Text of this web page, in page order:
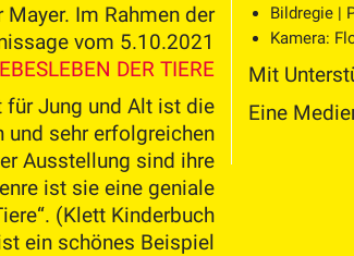
Im Rahmen der
vom 5.10.2021
DER TIERE
Jung und Alt ist die
sehr erfolgreichen
Ausstellung sind ihre
ist sie eine geniale
(Klett Kinderbuch
ein schönes Beispiel
Bildregie |
Kamera:
Mit
Eine